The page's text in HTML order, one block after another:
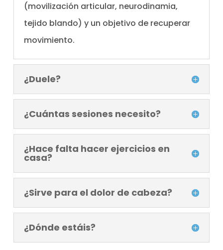
(movilización articular, neurodinamia,
tejido blando) y un objetivo de recuperar
movimiento.
¿Duele?
¿Cuántas sesiones necesito?
¿Hace falta hacer ejercicios en
casa?
¿Sirve para el dolor de cabeza?
¿Dónde estáis?